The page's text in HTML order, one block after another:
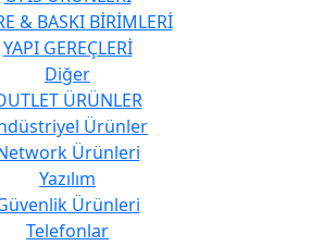
& BASKI BİRİMLERİ
YAPI GEREÇLERİ
Diğer
ÜRÜNLER
Ürünler
Ürünleri
Yazılım
Ürünleri
Telefonlar